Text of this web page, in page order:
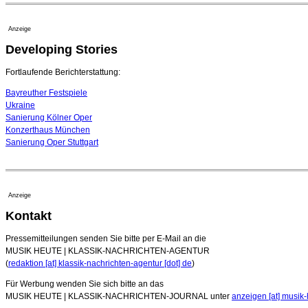
Anzeige
Developing Stories
Fortlaufende Berichterstattung:
Bayreuther Festspiele
Ukraine
Sanierung Kölner Oper
Konzerthaus München
Sanierung Oper Stuttgart
Anzeige
Kontakt
Pressemitteilungen senden Sie bitte per E-Mail an die
MUSIK HEUTE | KLASSIK-NACHRICHTEN-AGENTUR
(redaktion [at] klassik-nachrichten-agentur [dot] de)
Für Werbung wenden Sie sich bitte an das
MUSIK HEUTE | KLASSIK-NACHRICHTEN-JOURNAL unter anzeigen [at]